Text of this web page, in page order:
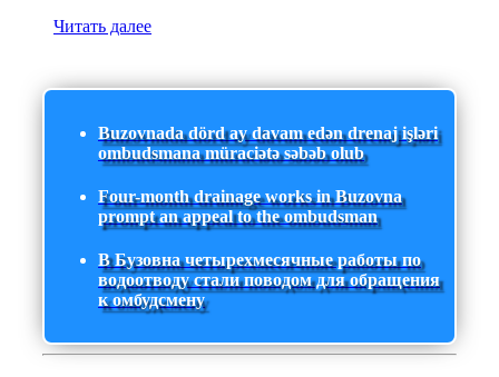
Читать далее
Buzovnada dörd ay davam edən drenaj işləri
ombudsmana müraciətə səbəb olub
Four-month drainage works in Buzovna
prompt an appeal to the ombudsman
В Бузовна четырехмесячные работы по
водоотводу стали поводом для обращения
к омбудсмену